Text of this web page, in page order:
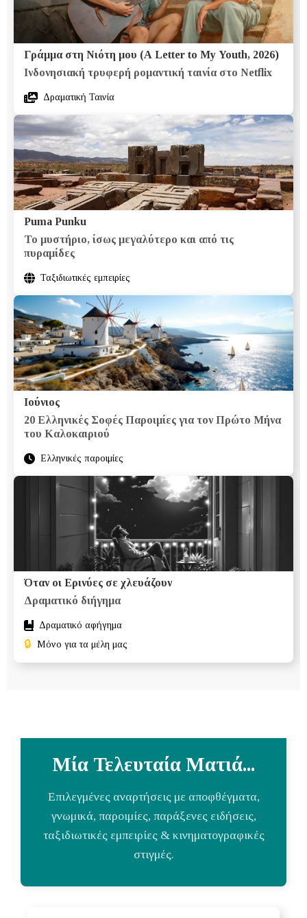
Γράμμα στη Νιότη μου (A Letter to My Youth, 2026)
Ινδονησιακή τρυφερή ρομαντική ταινία στο Netflix
Δραματική Ταινία
Puma Punku
Το μυστήριο, ίσως μεγαλύτερο και από τις
πυραμίδες
Ταξιδιωτικές εμπειρίες
Ιούνιος
20 Ελληνικές Σοφές Παροιμίες για τον Πρώτο Μήνα
του Καλοκαιριού
Ελληνικές παροιμίες
Όταν οι Ερινύες σε χλευάζουν
Δραματικό διήγημα
Δραματικό αφήγημα
🔒 Μόνο για τα μέλη μας
Μία Τελευταία Ματιά...
Επιλεγμένες αναρτήσεις με αποφθέγματα,
γνωμικά, παροιμίες, παράξενες ειδήσεις,
ταξιδιωτικές εμπειρίες & κινηματογραφικές
στιγμές.